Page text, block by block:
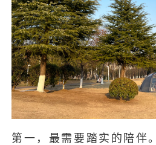
第一，最需要踏实的陪伴